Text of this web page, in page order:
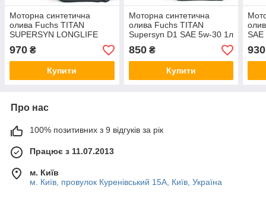
Моторна синтетична
олива Fuchs TITAN
SUPERSYN LONGLIFE
SAE 0W-40, 1л
970 ₴
Купити
Моторна синтетична
олива Fuchs TITAN
Supersyn D1 SAE 5w-30 1л
850₴
Купити
930
Про нас
100% позитивних з 9 відгуків за рік
Працює з 11.07.2013
м. Київ
м. Київ, провулок Куренівський 15А, Київ, Україна